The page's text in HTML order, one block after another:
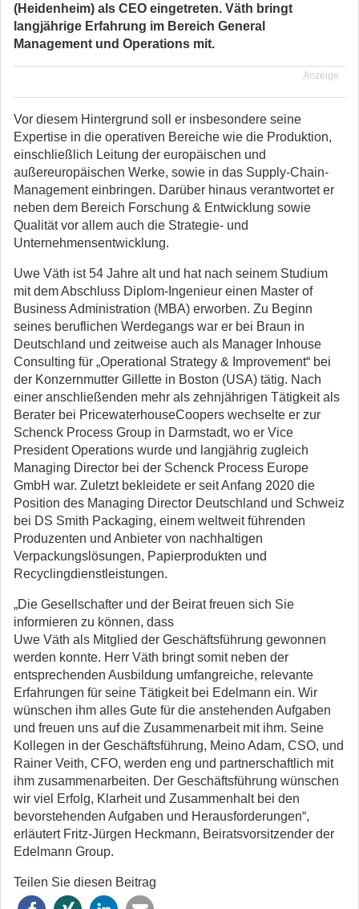
(Heidenheim) als CEO eingetreten. Väth bringt
langjährige Erfahrung im Bereich General
Management und Operations mit.
Anzeige
Vor diesem Hintergrund soll er insbesondere seine
Expertise in die operativen Bereiche wie die Produktion,
einschließlich Leitung der europäischen und
außereuropäischen Werke, sowie in das Supply-Chain-
Management einbringen. Darüber hinaus verantwortet er
neben dem Bereich Forschung & Entwicklung sowie
Qualität vor allem auch die Strategie- und
Unternehmensentwicklung.
Uwe Väth ist 54 Jahre alt und hat nach seinem Studium
mit dem Abschluss Diplom-Ingenieur einen Master of
Business Administration (MBA) erworben. Zu Beginn
seines beruflichen Werdegangs war er bei Braun in
Deutschland und zeitweise auch als Manager Inhouse
Consulting für „Operational Strategy & Improvement“ bei
der Konzernmutter Gillette in Boston (USA) tätig. Nach
einer anschließenden mehr als zehnjährigen Tätigkeit als
Berater bei PricewaterhouseCoopers wechselte er zur
Schenck Process Group in Darmstadt, wo er Vice
President Operations wurde und langjährig zugleich
Managing Director bei der Schenck Process Europe
GmbH war. Zuletzt bekleidete er seit Anfang 2020 die
Position des Managing Director Deutschland und Schweiz
bei DS Smith Packaging, einem weltweit führenden
Produzenten und Anbieter von nachhaltigen
Verpackungslösungen, Papierprodukten und
Recyclingdienstleistungen.
„Die Gesellschafter und der Beirat freuen sich Sie
informieren zu können, dass
Uwe Väth als Mitglied der Geschäftsführung gewonnen
werden konnte. Herr Väth bringt somit neben der
entsprechenden Ausbildung umfangreiche, relevante
Erfahrungen für seine Tätigkeit bei Edelmann ein. Wir
wünschen ihm alles Gute für die anstehenden Aufgaben
und freuen uns auf die Zusammenarbeit mit ihm. Seine
Kollegen in der Geschäftsführung, Meino Adam, CSO, und
Rainer Veith, CFO, werden eng und partnerschaftlich mit
ihm zusammenarbeiten. Der Geschäftsführung wünschen
wir viel Erfolg, Klarheit und Zusammenhalt bei den
bevorstehenden Aufgaben und Herausforderungen“,
erläutert Fritz-Jürgen Heckmann, Beiratsvorsitzender der
Edelmann Group.
Teilen Sie diesen Beitrag